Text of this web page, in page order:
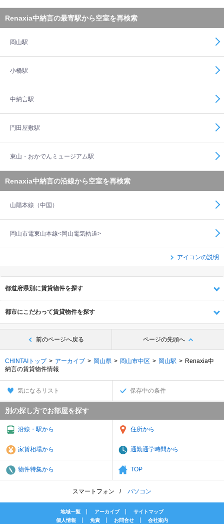
Renaxia中納言の最寄駅から空室を再検索
岡山駅
小橋駅
中納言駅
門田屋敷駅
東山・おかでんミュージアム駅
Renaxia中納言の沿線から空室を再検索
山陽本線（中国）
岡山市電東山本線<岡山電気軌道>
アイコンの説明
都道府県別に賃貸物件を探す
都市にこだわって賃貸物件を探す
前のページへ戻る ページの先頭へ
CHINTAIトップ アーカイブ 岡山県 岡山市中区 岡山駅
Renaxia中
納言の賃貸物件情報
気になるリスト 保存中の条件
別の探し方でお部屋を探す
沿線・駅から 住所から
家賃相場から 通勤通学時間から
物件特集から TOP
スマートフォン パソコン
地域一覧 アーカイブ
サイトマップ
個人情報
免責 お問合せ 会社案内